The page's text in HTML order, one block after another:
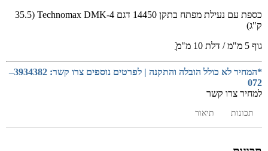
כספת עם נעילת מפתח בתקן 14450 דגם Technomax DMK-4 (35.5
ק"ג)
גוף 5 מ"מ / דלת 10 מ"מ‏‎ֲֿ
*המחיר לא כולל הובלה והתקנה | לפרטים נוספים צרו קשר: 3934382–
072
למחיר צרו קשר
תכונות תיאור